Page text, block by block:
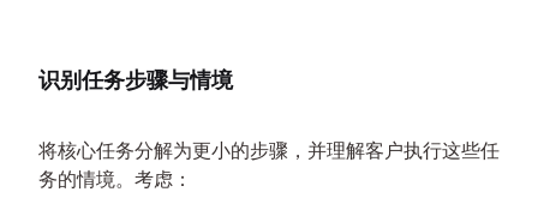
识别任务步骤与情境
将核心任务分解为更小的步骤，并理解客户执行这些任
务的情境。考虑：